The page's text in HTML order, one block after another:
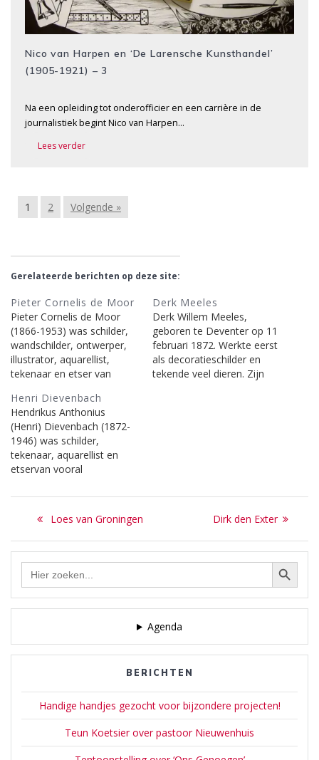
Nico van Harpen en ‘De Larensche Kunsthandel’
(1905-1921) – 3
Na een opleiding tot onderofficier en een carrière in de
journalistiek begint Nico van Harpen…
Lees verder
1 2 Volgende »
Gerelateerde berichten op deze site:
Pieter Cornelis de Moor
Pieter Cornelis de Moor
(1866-1953) was schilder,
wandschilder, ontwerper,
illustrator, aquarellist,
tekenaar en etser van
figuurvoorstellingen,
christelijk religieuze
voorstellingen, portretten,
stillevens en
stadsgezichten. Tussen
1926 en 1928 schilderde de
veertien muurschilderingen
van de kruiswegstatie in de
Sint-Jansbasiliek te Laren.
Meer informatie: Wikipedia
| De Valk…
Derk Meeles
Derk Willem Meeles,
geboren te Deventer op 11
februari 1872. Werkte eerst
als decoratieschilder en
tekende veel dieren. Zijn
Henri Dievenbach
Hendrikus Anthonius
(Henri) Dievenbach (1872-
1946) was schilder,
tekenaar, aquarellist en
etservan vooral
figuren, die veel naar
geëxporteerd. Meer
informatie: Wikipedia | De
Valk Lexicon | RKD en
onderstaande berichten op
deze site.
Bericht
navigatie
Previous
Loes van Groningen
Next
Dirk den Exter
Zoek Zoekknop
Agenda
BERICHTEN
Handige handjes gezocht voor bijzondere projecten!
Teun Koetsier over pastoor Nieuwenhuis